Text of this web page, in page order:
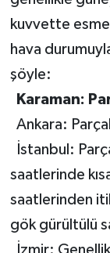
kuvvette
hava
şöyle:
Karaman:
Ankara:
İstanbul:
saatlerinde
saatlerinden
gök gürültülü